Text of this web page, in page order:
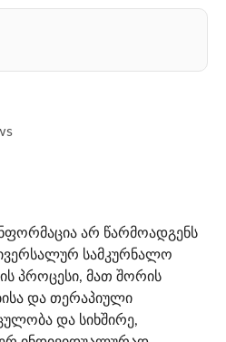
არ წარმოადგენს
სამკურნალო
პროცესი, მათ შორის
და თერაპიული
და სიხშირე,